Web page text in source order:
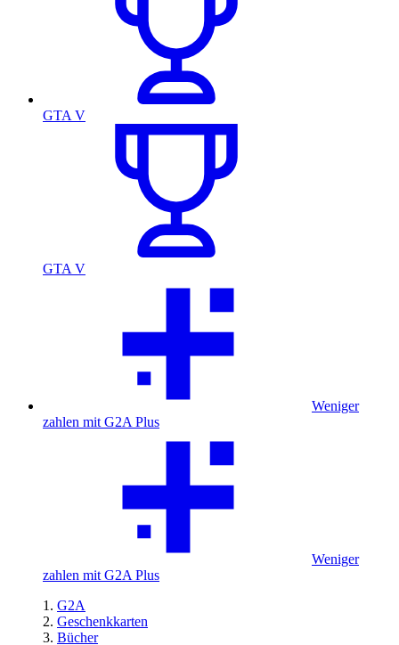
GTA V
GTA V
Weniger
zahlen mit G2A Plus
Weniger
zahlen mit G2A Plus
G2A
Geschenkkarten
Bücher